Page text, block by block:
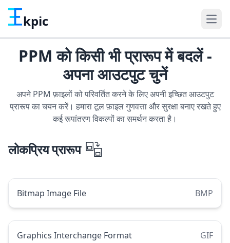
kpic
PPM को किसी भी प्रारूप में बदलें -
अपना आउटपुट चुनें
अपने PPM फ़ाइलों को परिवर्तित करने के लिए अपनी इच्छित आउटपुट
प्रारूप का चयन करें। हमारा टूल फ़ाइल गुणवत्ता और सुरक्षा बनाए रखते हुए
कई रूपांतरण विकल्पों का समर्थन करता है।
लोकप्रिय प्रारूप
Bitmap Image File BMP
Graphics Interchange Format GIF